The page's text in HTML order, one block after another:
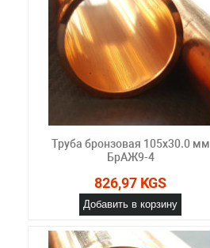
Труба бронзовая 105х30.0 мм
БрАЖ9-4
826,97 KGS
Добавить в корзину